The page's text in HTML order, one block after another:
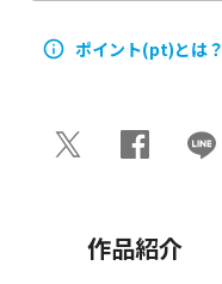
ポイント(pt)とは？
作品紹介